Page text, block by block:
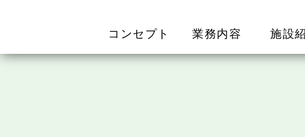
コンセプト 業務内容 施設